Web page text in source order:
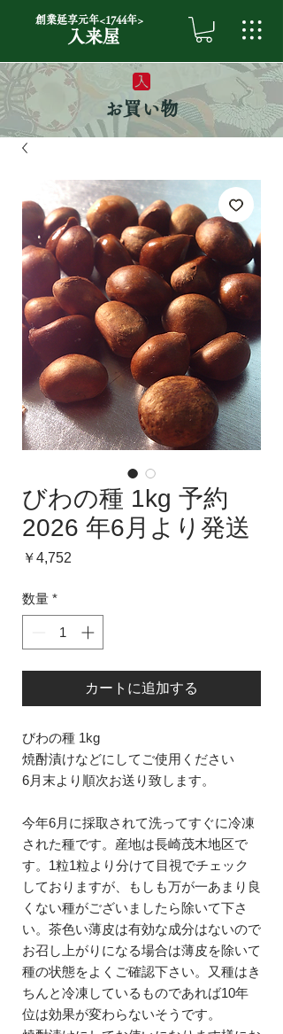
創業延享元年<1744年>
入来屋
お買い物
びわの種 1kg 予約
2026 年6月より発送
￥4,752
数量 *
カートに追加する
びわの種 1kg
焼酎漬けなどにしてご使用ください
6月末より順次お送り致します。
今年6月に採取されて洗ってすぐに冷凍
された種です。産地は長崎茂木地区で
す。1粒1粒より分けて目視でチェック
しておりますが、もしも万が一あまり良
くない種がございましたら除いて下さ
い。茶色い薄皮は有効な成分はないので
お召し上がりになる場合は薄皮を除いて
種の状態をよくご確認下さい。又種はき
ちんと冷凍しているものであれば10年
位は効果が変わらないそうです。